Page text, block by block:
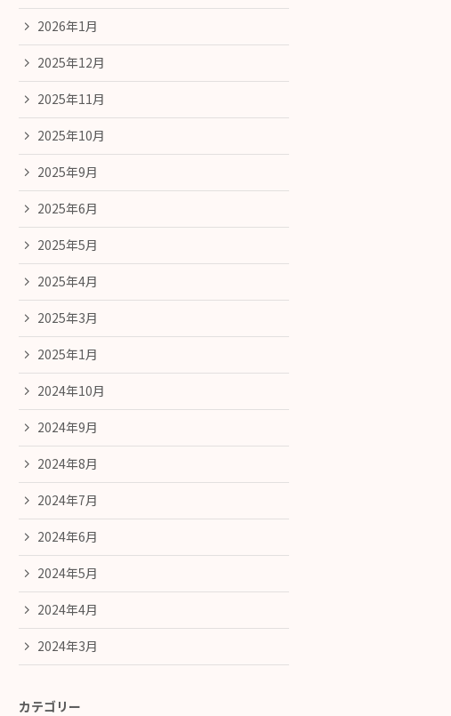
2026年1月
2025年12月
2025年11月
2025年10月
2025年9月
2025年6月
2025年5月
2025年4月
2025年3月
2025年1月
2024年10月
2024年9月
2024年8月
2024年7月
2024年6月
2024年5月
2024年4月
2024年3月
カテゴリー